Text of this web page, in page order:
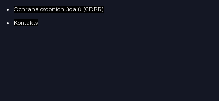
Ochrana osobních údajů (GDPR)
Kontakty